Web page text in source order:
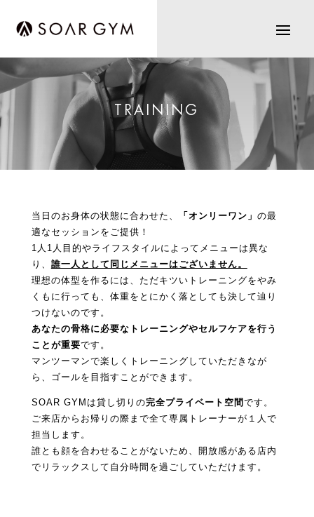
TRAINING
当日のお身体の状態に合わせた、 「オンリーワン」 の最
適なセッションをご提供！
1人1人目的やライフスタイルによってメニューは異な
り、 誰一人として同じメニューはございません。
理想の体型を作るには、ただキツいトレーニングをやみ
くもに行っても、体重をとにかく落としても決して辿り
つけないのです。
あなたの骨格に必要なトレーニングやセルフケアを行う
ことが重要です。
マンツーマンで楽しくトレーニングしていただきなが
ら、ゴールを目指すことができます。
SOAR GYMは貸し切りの完全プライベート空間 です。
ご来店からお帰りの際まで全て専属トレーナーが１人で
担当します。
誰とも顔を合わせることがないため、開放感がある店内
でリラックスして自分時間を過ごしていただけます。